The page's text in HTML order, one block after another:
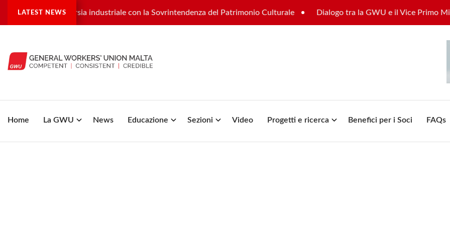
LATEST NEWS
una controversia industriale con la Sovrintendenza del Patrimonio Culturale Dialogo tra la GWU e il Vice Primo
Home La GWU News Educazione Sezioni Video Progetti e ricerca Benefici per i Soci FAQs